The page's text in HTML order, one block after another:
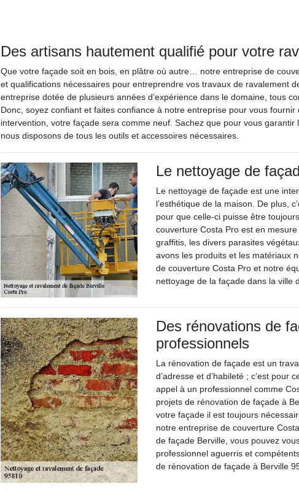
Des artisans hautement qualifié pour votre
Que votre façade soit en bois, en plâtre où autre… notre entreprise de
et qualifications nécessaires pour entreprendre vos travaux de ravalement
entreprise dotée de plusieurs années d’expérience dans le domaine, tous
Donc, soyez confiant et faites confiance à notre entreprise pour vous
intervention, votre façade sera comme neuf. Sachez que pour vous garantir
nous disposons de tous les outils et accessoires nécessaires.
Le nettoyage de
Le nettoyage de façade est une
l’esthétique de la maison. De plus,
pour que celle-ci puisse être
couverture Costa Pro est en
graffitis, les divers parasites
avons les produits et les matériaux
de couverture Costa Pro et notre
nettoyage de la façade dans la ville
Des rénovations de
professionnels
La rénovation de façade est un
d’adresse et d’habileté ; c’est pour
appel à un professionnel comme
projets de rénovation de façade à
votre façade il est toujours
notre entreprise de couverture
de façade Berville, vous pouvez
professionnel aguerris et
de rénovation de façade à Berville